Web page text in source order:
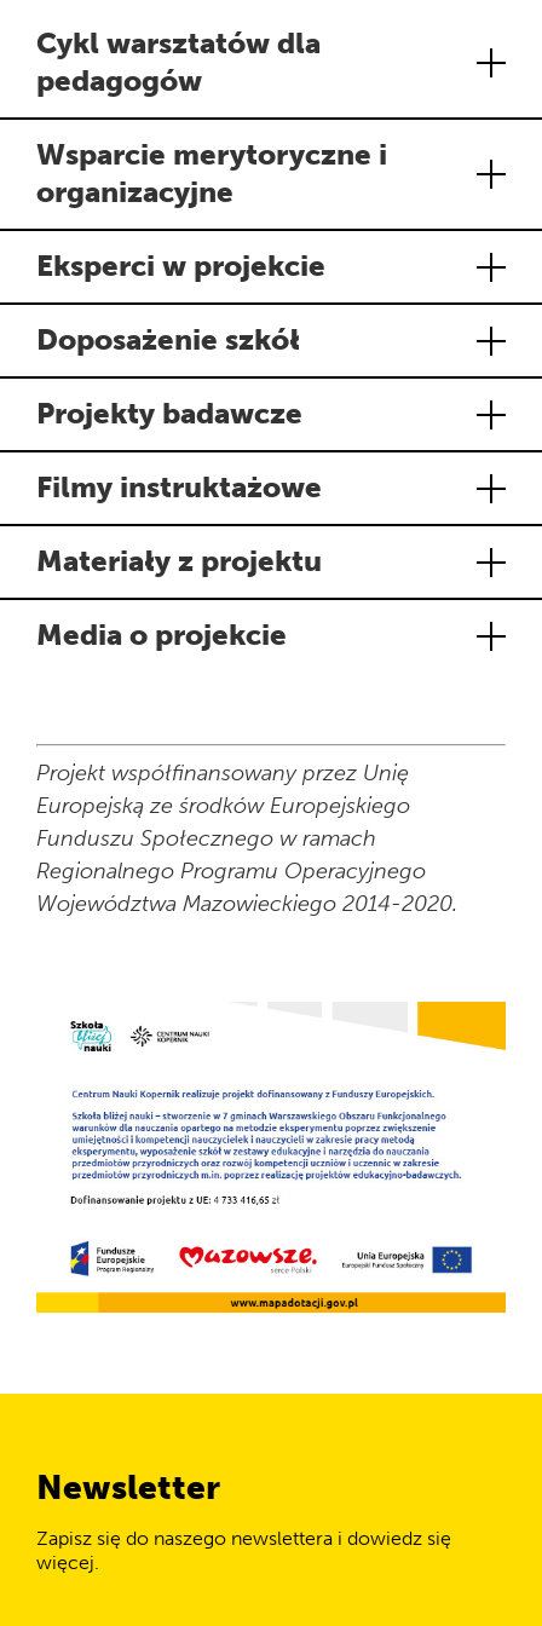
Cykl warsztatów dla
pedagogów
Wsparcie merytoryczne i
organizacyjne
Eksperci w projekcie
Doposażenie szkół
Projekty badawcze
Filmy instruktażowe
Materiały z projektu
Media o projekcie
Projekt współfinansowany przez Unię
Europejską ze środków Europejskiego
Funduszu Społecznego w ramach
Regionalnego Programu Operacyjnego
Województwa Mazowieckiego 2014-2020.
Newsletter
Zapisz się do naszego newslettera i dowiedz się
więcej.